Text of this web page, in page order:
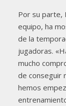
Por su parte,
equipo, ha
de la
jugadoras.
mucho
de conseguir
hemos